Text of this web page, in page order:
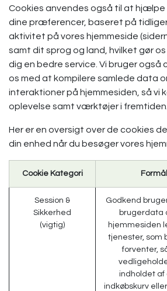
Cookies anvendes også til at
dine præferencer, baseret på
aktivitet på vores hjemmeside
samt dit sprog og land, hvilket gør
dig en bedre service. Vi bruger
os med at kompilere samlede data
interaktioner på hjemmesiden, så vi
oplevelse samt værktøjer i fremtiden.
Her er en oversigt over de cookies
din enhed når du besøger vores
Cookie Kategori Formål
Session &
Sikkerhed
(vigtig)
Godkend
brugerdata
hjemmesiden
tjenester, som
forventer,
indholdet af
indkøbskurv